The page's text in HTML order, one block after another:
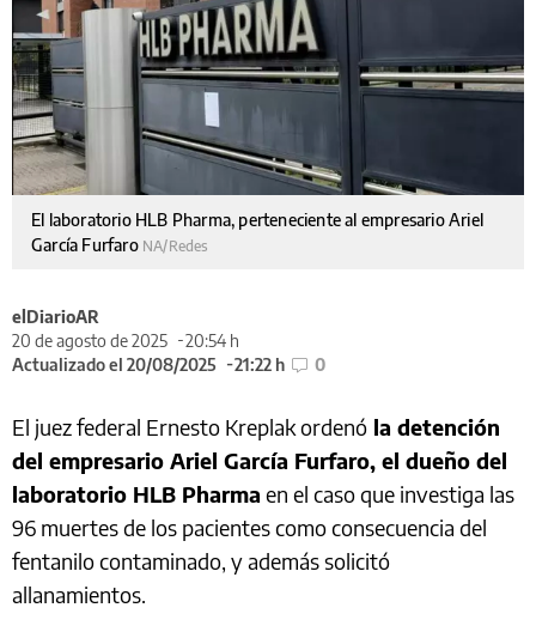
El laboratorio HLB Pharma, perteneciente al empresario Ariel
García Furfaro NA/Redes
elDiarioAR
20 de agosto de 2025
20:54 h
Actualizado el 20/08/2025
21:22 h 0
El juez federal Ernesto Kreplak ordenó la detención
del empresario Ariel García Furfaro, el dueño del
laboratorio HLB Pharma en el caso que investiga las
96 muertes de los pacientes como consecuencia del
fentanilo contaminado, y además solicitó
allanamientos.